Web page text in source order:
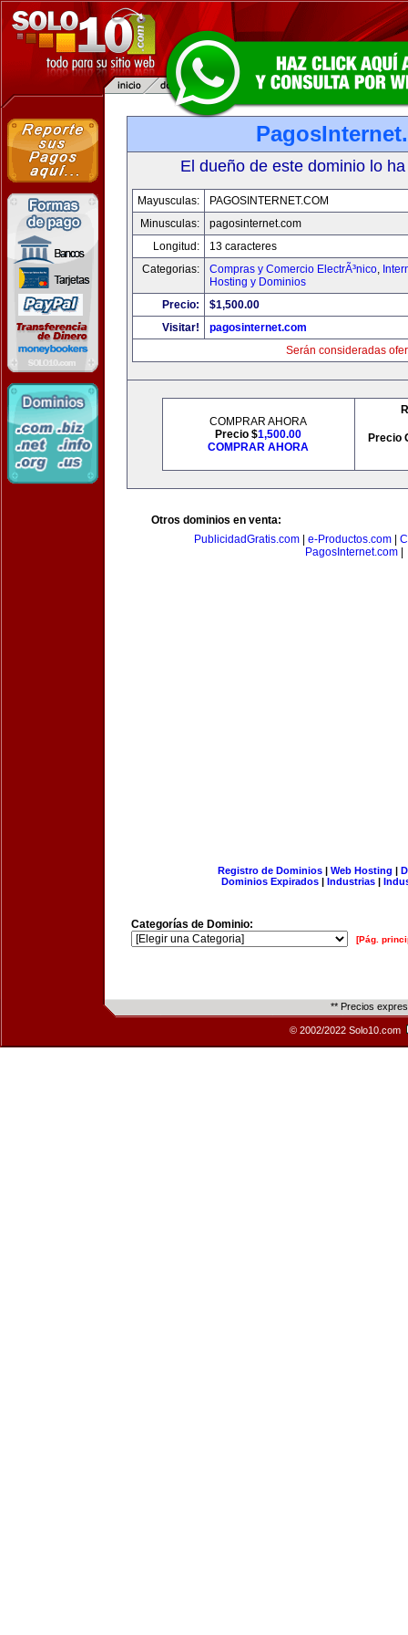
El dueño de este dominio lo
Mayusculas:
PAGOSINTERNET.COM
Minusculas:
pagosinternet.com
Longitud:
13 caracteres
Categorias:
Compras y Comercio ElectrÃ³nico,
Hosting y Dominios
Precio:
$1,500.00
Visitar!
pagosinternet.com
Serán consideradas
COMPRAR AHORA
Precio $1,500.00
COMPRAR AHORA
Precio
Otros dominios en venta:
PublicidadGratis.com
e-Productos.com
PagosInternet.com
Registro de Dominios| Web Hosting |
Dominios Expirados | Industrias |
Categorías de Dominio:
[Pág.
** Precios
© 2002/2022 Solo10.com